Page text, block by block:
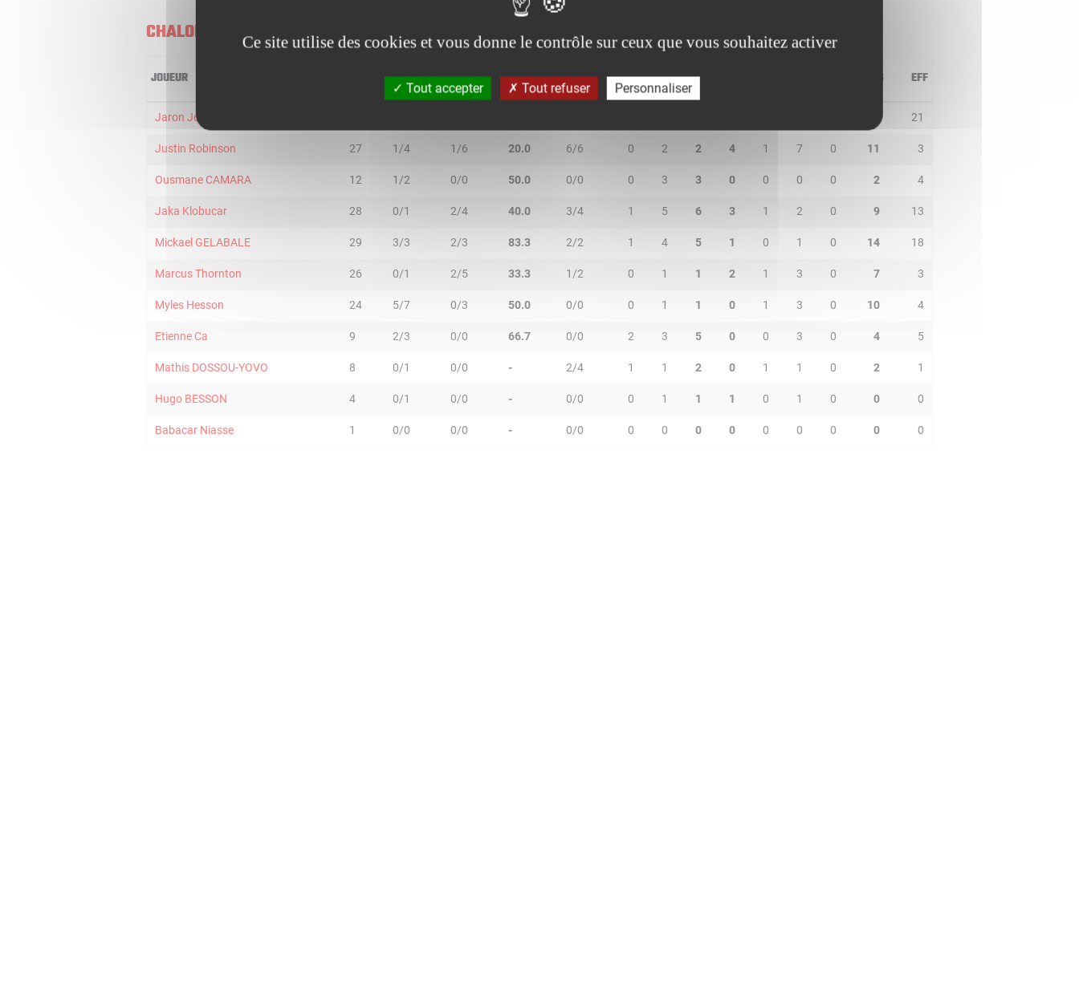
CHALON
JOUEUR 2R/2T 3R/3T TR/TT 1R/1T RO RD RT PTS EFF
Jaron Johnson 21
Justin Robinson 27 1/4 1/6 20.0 6/6 0 2 2 4 1 7 0 11 3
Ousmane CAMARA 12 1/2 0/0 50.0 0/0 0 3 3 0 0 0 0 2 4
Jaka Klobucar 28 0/1 2/4 40.0 3/4 1 5 6 3 1 2 0 9 13
Mickael GELABALE 29 3/3 2/3 83.3 2/2 1 4 5 1 0 1 0 14 18
Marcus Thornton 26 0/1 2/5 33.3 1/2 0 1 1 2 1 3 0 7 3
Myles Hesson 24 5/7 0/3 50.0 0/0 0 1 1 0 1 3 0 10 4
Etienne Ca 9 2/3 0/0 66.7 0/0 2 3 5 0 0 3 0 4 5
Mathis DOSSOU-YOVO 8 0/1 0/0 - 2/4 1 1 2 0 1 1 0 2 1
Hugo BESSON 4 0/1 0/0 - 0/0 0 1 1 1 0 1 0 0 0
Babacar Niasse 1 0/0 0/0 - 0/0 0 0 0 0 0 0 0 0 0
Ce site utilise des cookies et vous donne le contrôle sur ceux que vous souhaitez activer
Tout accepter Tout refuser Personnaliser